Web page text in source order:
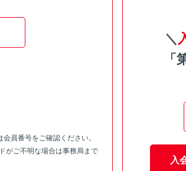
員番号をご確認ください。
がご不明な場合は事務局まで
＼
入